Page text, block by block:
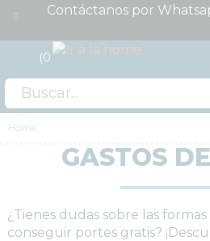
Contáctanos por
0
Home
GASTOS
¿Tienes dudas sobre las
conseguir portes gratis?